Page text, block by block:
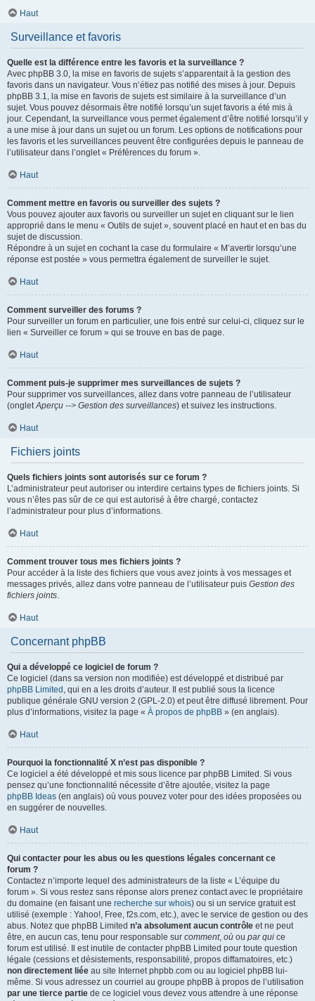
Haut
Surveillance et favoris
Quelle est la différence entre les favoris et la surveillance ?
Avec phpBB 3.0, la mise en favoris de sujets s’apparentait à la gestion des
favoris dans un navigateur. Vous n’étiez pas notifié des mises à jour. Depuis
phpBB 3.1, la mise en favoris de sujets est similaire à la surveillance d’un
sujet. Vous pouvez désormais être notifié lorsqu’un sujet favoris a été mis à
jour. Cependant, la surveillance vous permet également d’être notifié lorsqu’il y
a une mise à jour dans un sujet ou un forum. Les options de notifications pour
les favoris et les surveillances peuvent être configurées depuis le panneau de
l’utilisateur dans l’onglet « Préférences du forum ».
Haut
Comment mettre en favoris ou surveiller des sujets ?
Vous pouvez ajouter aux favoris ou surveiller un sujet en cliquant sur le lien
approprié dans le menu « Outils de sujet », souvent placé en haut et en bas du
sujet de discussion.
Répondre à un sujet en cochant la case du formulaire « M’avertir lorsqu’une
réponse est postée » vous permettra également de surveiller le sujet.
Haut
Comment surveiller des forums ?
Pour surveiller un forum en particulier, une fois entré sur celui-ci, cliquez sur le
lien « Surveiller ce forum » qui se trouve en bas de page.
Haut
Comment puis-je supprimer mes surveillances de sujets ?
Pour supprimer vos surveillances, allez dans votre panneau de l’utilisateur
(ongletAperçu --> Gestion des surveillances) et suivez les instructions.
Haut
Fichiers joints
Quels fichiers joints sont autorisés sur ce forum ?
L’administrateur peut autoriser ou interdire certains types de fichiers joints. Si
vous n’êtes pas sûr de ce qui est autorisé à être chargé, contactez
l’administrateur pour plus d’informations.
Haut
Comment trouver tous mes fichiers joints ?
Pour accéder à la liste des fichiers que vous avez joints à vos messages et
messages privés, allez dans votre panneau de l’utilisateur puis Gestion des
fichiers joints.
Haut
Concernant phpBB
Qui a développé ce logiciel de forum ?
Ce logiciel (dans sa version non modifiée) est développé et distribué par
phpBB Limited , qui en a les droits d’auteur. Il est publié sous la licence
publique générale GNU version 2 (GPL-2.0) et peut être diffusé librement. Pour
plus d’informations, visitez la page « À propos de phpBB » (en anglais).
Haut
Pourquoi la fonctionnalité X n’est pas disponible ?
Ce logiciel a été développé et mis sous licence par phpBB Limited. Si vous
pensez qu’une fonctionnalité nécessite d’être ajoutée, visitez la page
phpBB Ideas (en anglais) où vous pouvez voter pour des idées proposées ou
en suggérer de nouvelles.
Haut
Qui contacter pour les abus ou les questions légales concernant ce
forum ?
Contactez n’importe lequel des administrateurs de la liste « L’équipe du
forum ». Si vous restez sans réponse alors prenez contact avec le propriétaire
du domaine (en faisant une recherche sur whois) ou si un service gratuit est
utilisé (exemple : Yahoo!, Free, f2s.com, etc.), avec le service de gestion ou des
abus. Notez que phpBB Limited n’a absolument aucun contrôle et ne peut
être, en aucun cas, tenu pour responsable sur comment, où ou par qui ce
forum est utilisé. Il est inutile de contacter phpBB Limited pour toute question
légale (cessions et désistements, responsabilité, propos diffamatoires, etc.)
non directement liée au site Internet phpbb.com ou au logiciel phpBB lui-
même. Si vous adressez un courriel au groupe phpBB à propos de l’utilisation
par une tierce partie de ce logiciel vous devez vous attendre à une réponse